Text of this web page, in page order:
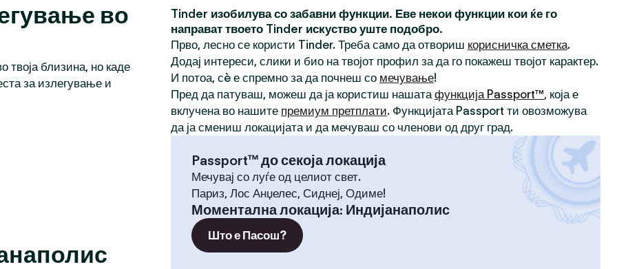
во
твоја близина, но каде
за излегување и
Tinder изобилува со забавни функции. Еве некои функции кои ќе го
направат твоето Tinder искуство уште подобро.
Прво, лесно се користи Tinder. Треба само да отвориш корисничка сметка.
Додај интереси, слики и био на твојот профил за да го покажеш твојот карактер.
И потоа, сè е спремно за да почнеш со мечување!
Пред да патуваш, можеш да ја користиш нашатафункција Passport™, која е
вклучена во нашите премиум претплати. Функцијата Passport ти овозможува
да ја смениш локацијата и да мечуваш со членови од друг град.
Passport™ до секоја локација
Мечувај со луѓе од целиот свет.
Париз, Лос Анџелес, Сиднеј, Одиме!
Моментална локација: Индијанаполис
Што е Пасош?